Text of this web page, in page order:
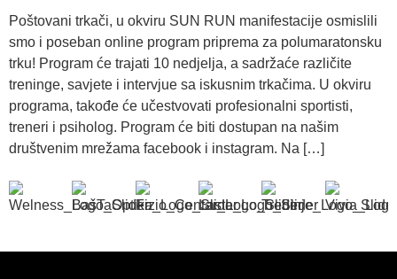
Poštovani trkači, u okviru SUN RUN manifestacije osmislili
smo i poseban online program priprema za polumaratonsku
trku! Program će trajati 10 nedjelja, a sadržaće različite
treninge, savjete i intervjue sa iskusnim trkačima. U okviru
programa, takođe će učestvovati profesionalni sportisti,
treneri i psiholog. Program će biti dostupan na našim
društvenim mrežama facebook i instagram. Na […]